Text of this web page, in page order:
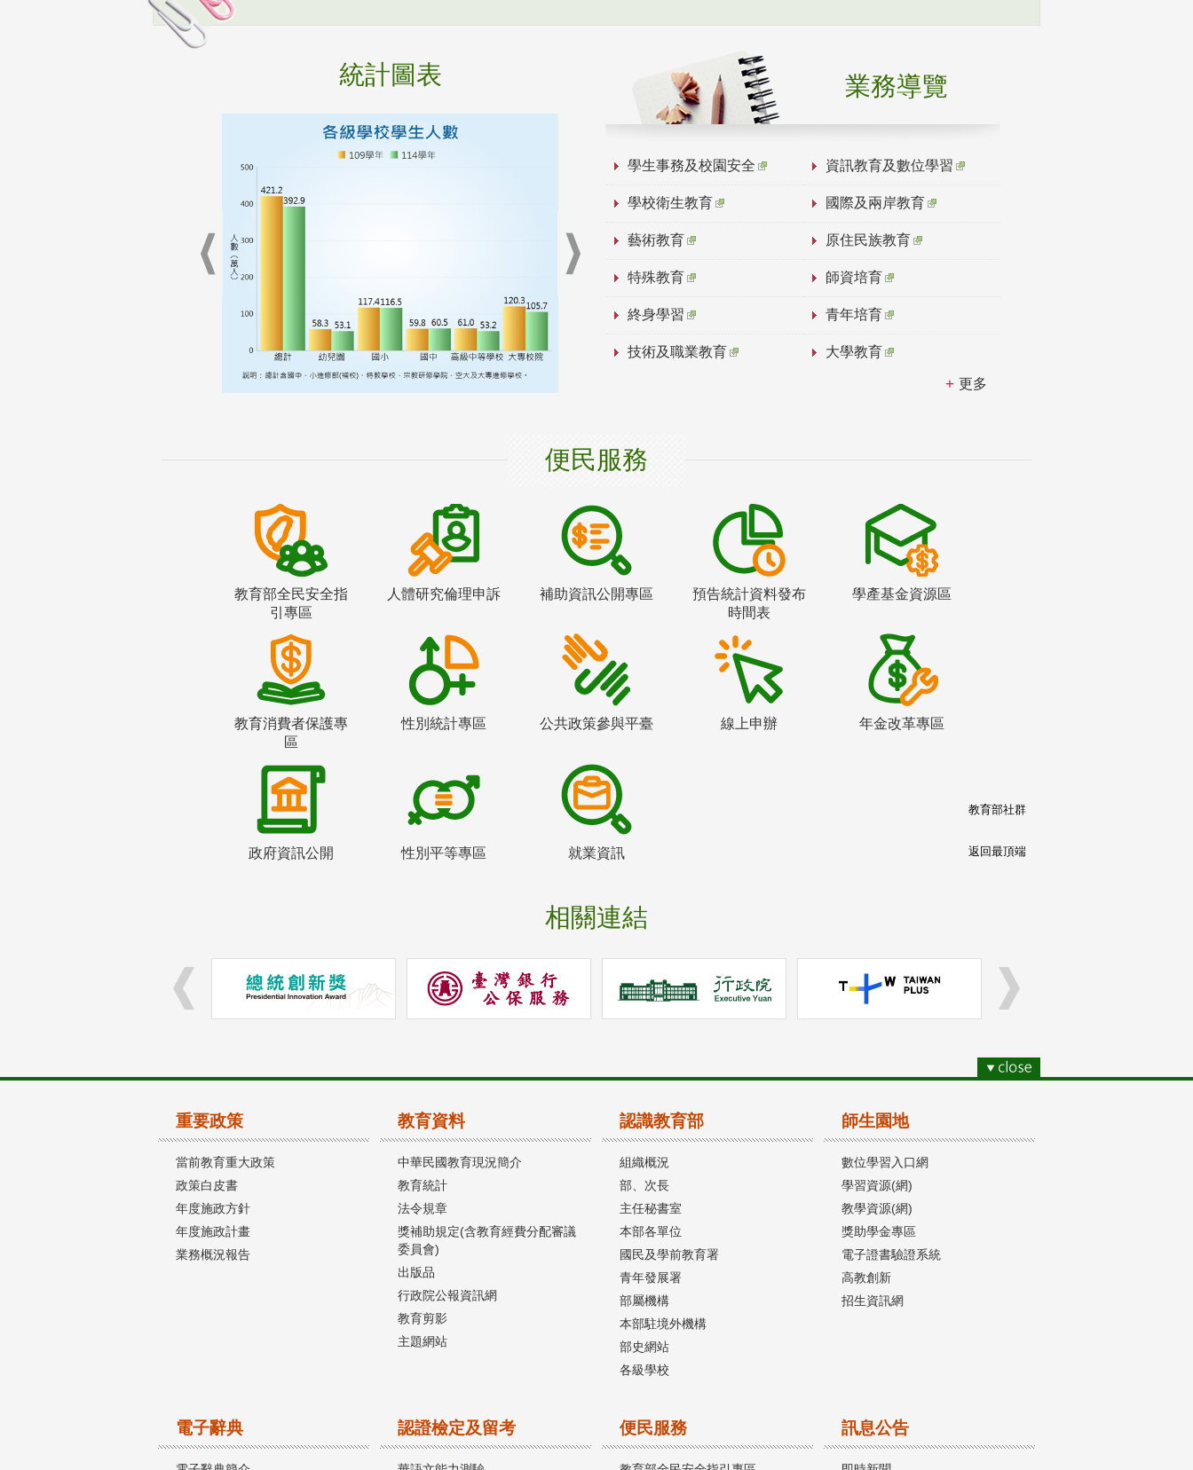
統計圖表 業務導覽
學生事務及校園安全 資訊教育及數位學習
學校衛生教育 國際及兩岸教育
藝術教育 原住民族教育
特殊教育 師資培育
終身學習 青年培育
技術及職業教育 大學教育
更多
便民服務
教育部全民安全指
引專區
人體研究倫理申訴 補助資訊公開專區
預告統計資料發布
時間表
學產基金資源區
教育消費者保護專
區
性別統計專區 公共政策參與平臺 線上申辦 年金改革專區
政府資訊公開 性別平等專區 就業資訊
相關連結
教育部社群
返回最頂端
重要政策
當前教育重大政策
政策白皮書
年度施政方針
年度施政計畫
業務概況報告
教育資料
中華民國教育現況簡介
教育統計
法令規章
獎補助規定(含教育經費分配審議
委員會)
出版品
行政院公報資訊網
教育剪影
主題網站
認識教育部
組織概況
部、次長
主任秘書室
本部各單位
國民及學前教育署
青年發展署
部屬機構
本部駐境外機構
部史網站
各級學校
師生園地
數位學習入口網
學習資源(網)
教學資源(網)
獎助學金專區
電子證書驗證系統
高教創新
招生資訊網
電子辭典 認證檢定及留考 便民服務 訊息公告